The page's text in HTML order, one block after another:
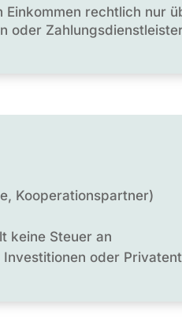
rechtlich nur
Kooperationspartner)
keine Steuer an
oder